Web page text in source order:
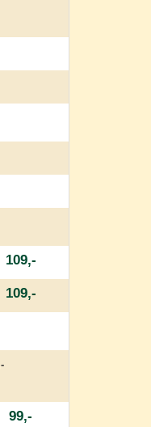
109,-
109,-
99,-